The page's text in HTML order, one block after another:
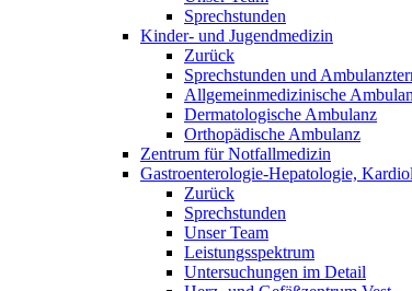
Sprechstunden
Kinder- und Jugendmedizin
Zurück
Sprechstunden und
Allgemeinmedizinische
Dermatologische Ambulanz
Orthopädische Ambulanz
Zentrum für Notfallmedizin
Gastroenterologie-Hepatologie,
Zurück
Sprechstunden
Unser Team
Leistungsspektrum
Untersuchungen im Detail